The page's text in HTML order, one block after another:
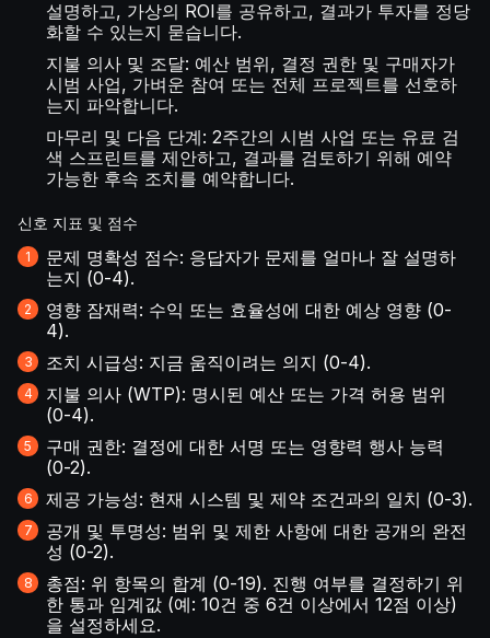
설명하고, 가상의 ROI를 공유하고, 결과가 투자를 정당
화할 수 있는지 묻습니다.
지불 의사 및 조달: 예산 범위, 결정 권한 및 구매자가
시범 사업, 가벼운 참여 또는 전체 프로젝트를 선호하
는지 파악합니다.
마무리 및 다음 단계: 2주간의 시범 사업 또는 유료 검
색 스프린트를 제안하고, 결과를 검토하기 위해 예약
가능한 후속 조치를 예약합니다.
신호 지표 및 점수
문제 명확성 점수: 응답자가 문제를 얼마나 잘 설명하
는지 (0-4).
영향 잠재력: 수익 또는 효율성에 대한 예상 영향 (0-
4).
조치 시급성: 지금 움직이려는 의지 (0-4).
지불 의사 (WTP): 명시된 예산 또는 가격 허용 범위
(0-4).
구매 권한: 결정에 대한 서명 또는 영향력 행사 능력
(0-2).
제공 가능성: 현재 시스템 및 제약 조건과의 일치 (0-3).
공개 및 투명성: 범위 및 제한 사항에 대한 공개의 완전
성 (0-2).
총점: 위 항목의 합계 (0-19). 진행 여부를 결정하기 위
한 통과 임계값 (예: 10건 중 6건 이상에서 12점 이상)
을 설정하세요.